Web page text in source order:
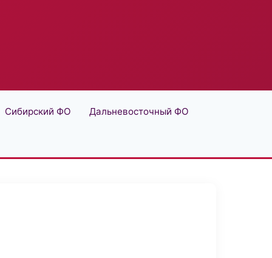
Сибирский ФО Дальневосточный ФО